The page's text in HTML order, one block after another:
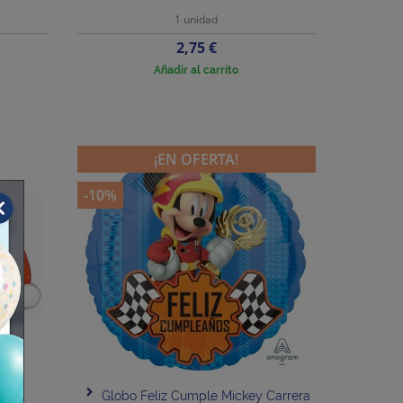
1 unidad
Precio
2,75 €
Añadir al carrito
Globo Feliz Cumple Mickey Carrera
¡EN OFERTA!
-10%